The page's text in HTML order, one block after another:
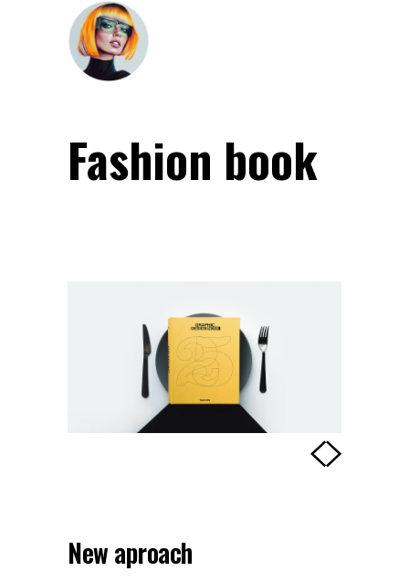
Fashion book
New aproach